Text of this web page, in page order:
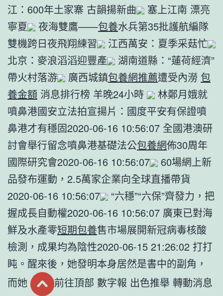
江：600年土家寨 古韻揚新曲
塞上江南 漂亮
寧夏
夜海雙鷹——包養水兵第35批護航編隊
雙機跨日夜飛翔練習
江西萬安：夏季采菇忙
北京：麥浪滔滔迎豐產
湖南道縣：“蓮荷經濟”
帶火村落游
廣西城鎮包養網推薦遭受內澇 包
養金額 消息排行榜 羊晚24小時
林鄭月娥就
噴鼻港國安立法拍宣揚片：國度平安有保證噴
鼻港才有穩固2020-06-16 10:56:07 全國港澳研
討會舉行留念噴鼻港基礎法公包養網佈30周年
國際研究會2020-06-16 10:56:07
60場網上新
品發布運動，2.5萬家企業向全球直播帶貨
2020-06-16 10:56:07
“六穩”“六保”齊發力，把
握成長自動權2020-06-16 10:56:07 廣東已對海
鮮及水產零短期包養售市場展開新冠病毒核酸
檢測，成果均為陰性2020-06-15 21:26:02 打打
盹。醒來後，她發明本身居然是書中的副角，
而她
前往頂部 數字報 出色推舉 轉動消息